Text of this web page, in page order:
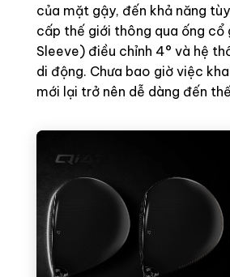
của mặt gậy, đến khả năng
cấp thế giới thông qua ống
Sleeve) điều chỉnh 4° và hệ
di động. Chưa bao giờ việc
mới lại trở nên dễ dàng đến